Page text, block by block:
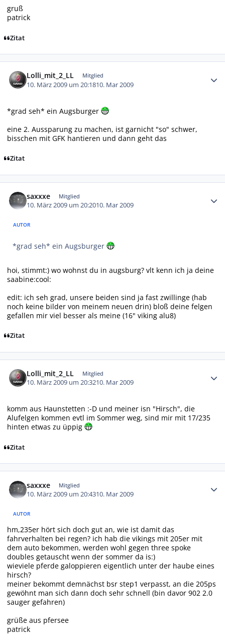
gruß
patrick
Zitat
Lolli_mit_2_LL Mitglied
10. März 2009 um 20:1810. Mar 2009
*grad seh* ein Augsburger
eine 2. Aussparung zu machen, ist garnicht "so" schwer,
bisschen mit GFK hantieren und dann geht das
Zitat
saxxxe Mitglied
10. März 2009 um 20:2010. Mar 2009
AUTOR
*grad seh* ein Augsburger
hoi, stimmt:) wo wohnst du in augsburg? vlt kenn ich ja deine
saabine:cool:
edit: ich seh grad, unsere beiden sind ja fast zwillinge (hab
noch keine bilder von meinem neuen drin) bloß deine felgen
gefallen mir viel besser als meine (16" viking alu8)
Zitat
Lolli_mit_2_LL Mitglied
10. März 2009 um 20:3210. Mar 2009
komm aus Haunstetten :-D und meiner isn "Hirsch", die
Alufelgen kommen evtl im Sommer weg, sind mir mit 17/235
hinten etwas zu üppig
Zitat
saxxxe Mitglied
10. März 2009 um 20:4310. Mar 2009
AUTOR
hm,235er hört sich doch gut an, wie ist damit das
fahrverhalten bei regen? ich hab die vikings mit 205er mit
dem auto bekommen, werden wohl gegen three spoke
doubles getauscht wenn der sommer da is:)
wieviele pferde galoppieren eigentlich unter der haube eines
hirsch?
meiner bekommt demnächst bsr step1 verpasst, an die 205ps
gewöhnt man sich dann doch sehr schnell (bin davor 902 2.0
sauger gefahren)
grüße aus pfersee
patrick